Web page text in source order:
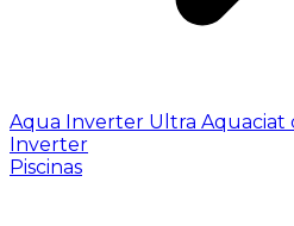
Aqua Inverter Ultra Aquaciat
Inverter
Piscinas